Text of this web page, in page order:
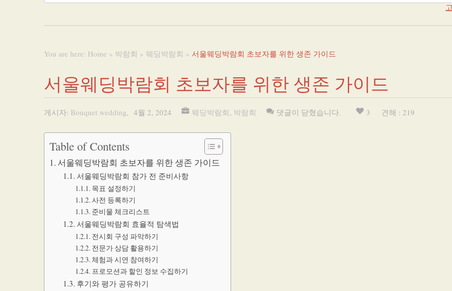
You are here: Home » 박람회 » 웨딩박람회 » 서울웨딩박람회 초보자를 위한 생존 가이드
서울웨딩박람회 초보자를 위한 생존 가이드
게시자: Bouquet wedding, 4월 2, 2024 웨딩박람회, 박람회 댓글이 닫혔습니다. 3 견해 : 219
Table of Contents
서울웨딩박람회 초보자를 위한 생존 가이드
서울웨딩박람회 참가 전 준비사항
목표 설정하기
사전 등록하기
준비물 체크리스트
서울웨딩박람회 효율적 탐색법
전시회 구성 파악하기
전문가 상담 활용하기
체험과 시연 참여하기
프로모션과 할인 정보 수집하기
후기와 평가 공유하기